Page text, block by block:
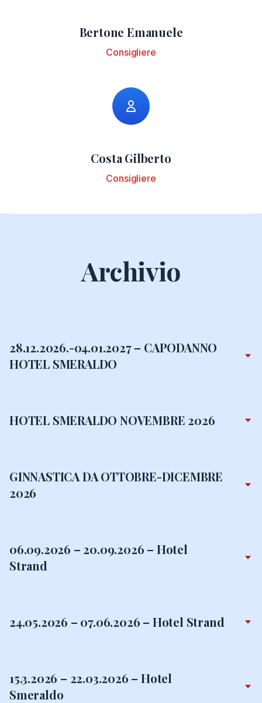
Bertone Emanuele
Consigliere
Costa Gilberto
Consigliere
Archivio
28.12.2026.-04.01.2027 – CAPODANNO
HOTEL SMERALDO
HOTEL SMERALDO NOVEMBRE 2026
GINNASTICA DA OTTOBRE-DICEMBRE
2026
06.09.2026 – 20.09.2026 – Hotel
Strand
24.05.2026 – 07.06.2026 – Hotel Strand
15.3.2026 – 22.03.2026 – Hotel
Smeraldo